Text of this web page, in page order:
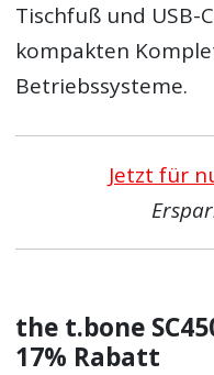
Tischfuß und USB-
kompakten
Betriebssysteme.
Jetzt für
the t.bone
17% Rabatt